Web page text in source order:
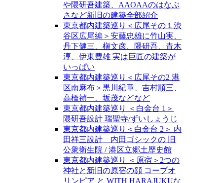
や隈研吾建築、AAOAAのはなぶ
さなど新旧の建築全部紹介
東京都内建築巡り＜広尾その１渋
谷区広尾編＞安藤忠雄に竹山実、
丹下健三、槇文彦、隈研吾、青木
淳、伊東豊雄 実は巨匠の建築が
いっぱい
東京都内建築巡り＜広尾その2 港
区南麻布＞黒川紀章、吉村順三、
高橋禎一、坂茂などなど
東京都内建築巡り ＜白金台 1＞
隈研吾設計 瑞聖寺/ずいしょうじ
東京都内建築巡り＜白金台 2＞ 内
田祥三設計 内田ゴシックの 旧
公衆衛生院 / 港区立郷土歴史館
東京都内建築巡り ＜原宿＞2つの
神社と新旧の原宿の顔 コープオ
リンピア と WITH HARAJUKUな